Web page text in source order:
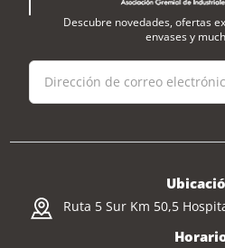
Descubre novedades, ofertas
envases y
Ruta 5 Sur Km 50,5